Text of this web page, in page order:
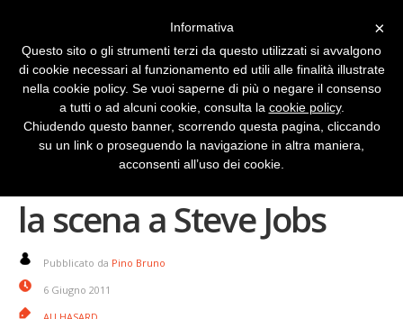
iOS 5: Simon Pierro ruba
la scena a Steve Jobs
Pubblicato da Pino Bruno
6 Giugno 2011
×
Informativa
Questo sito o gli strumenti terzi da questo utilizzati si avvalgono
di cookie necessari al funzionamento ed utili alle finalità illustrate
nella cookie policy. Se vuoi saperne di più o negare il consenso
a tutti o ad alcuni cookie, consulta la cookie policy.
Chiudendo questo banner, scorrendo questa pagina, cliccando
su un link o proseguendo la navigazione in altra maniera,
acconsenti all’uso dei cookie.